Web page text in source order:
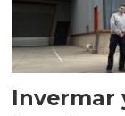
Invermar